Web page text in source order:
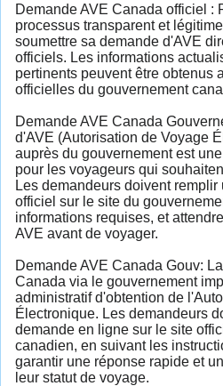
Demande AVE Canada officiel :
processus transparent et
soumettre sa demande d'AVE
officiels. Les informations
pertinents peuvent être obtenus
officielles du gouvernement
Demande AVE Canada
d'AVE (Autorisation de Voyage
auprès du gouvernement est
pour les voyageurs qui
Les demandeurs doivent
officiel sur le site du
informations requises, et
AVE avant de voyager.
Demande AVE Canada Gouv:
Canada via le gouvernement
administratif d'obtention de
Électronique. Les demandeurs
demande en ligne sur le site
canadien, en suivant les
garantir une réponse rapide et
leur statut de voyage.